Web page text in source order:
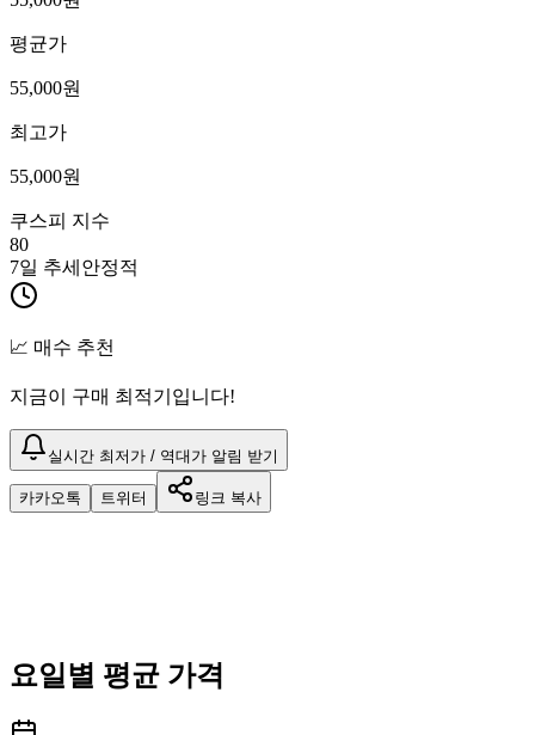
평균가
55,000원
최고가
55,000원
쿠스피 지수
80
7일 추세 안정적
📈 매수 추천
지금이 구매 최적기입니다!
실시간 최저가 / 역대가 알림 받기
카카오톡 트위터 링크 복사
요일별 평균 가격